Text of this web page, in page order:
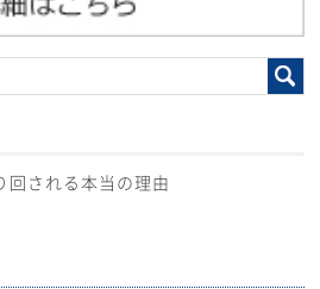
回される本当の理由